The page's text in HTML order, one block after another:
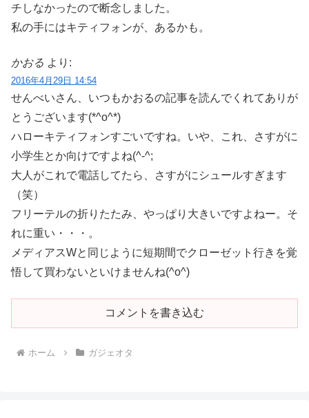
チしなかったので断念しました。
私の手にはキティフォンが、あるかも。
かおる より:
2016年4月29日 14:54
せんべいさん、いつもかおるの記事を読んでくれてありが
とうございます(*^o^*)
ハローキティフォンすごいですね。いや、これ、さすがに
小学生とか向けですよね(^-^;
大人がこれで電話してたら、さすがにシュールすぎます
（笑）
フリーテルの折りたたみ、やっぱり大きいですよねー。そ
れに重い・・・。
メディアスWと同じように短期間でクローゼット行きを覚
悟して買わないといけませんね(^o^)
コメントを書き込む
ホーム ガジェオタ